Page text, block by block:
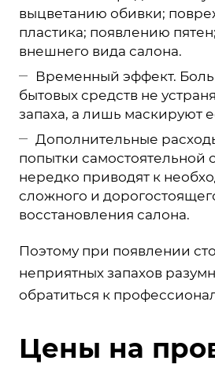
выцветанию обивки;
пластика; появлению
внешнего вида салона.
Временный эффект.
бытовых средств не
запаха, а лишь маскируют
Дополнительные
попытки самостоятельной
нередко приводят к
сложного и
восстановления салона.
Поэтому при появлении
неприятных запахов
обратиться к
Цены на